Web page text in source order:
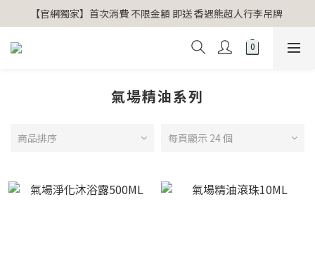
【官網獨家】首次消費 不限金額 即送 香遇熊超人行李吊牌
【官網獨家】首次消費 不限金額 即送 香遇熊超人行李吊牌
安心專用淨化包10入X3 原價960元 特價680元
【官網獨家】首次消費 不限金額 即送 香遇熊超人行李吊牌
氣場精油系列
商品排序 每頁顯示 24 個